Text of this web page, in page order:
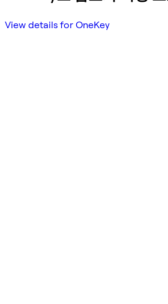
View details for OneKey